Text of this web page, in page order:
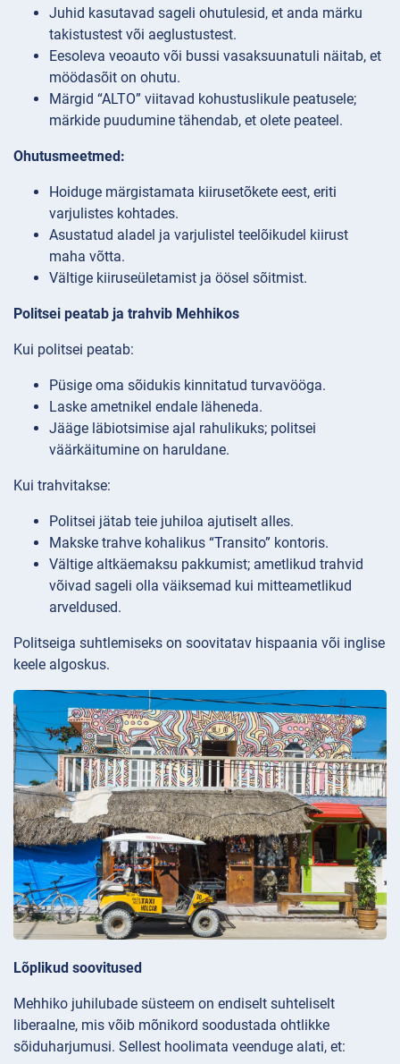
Juhid kasutavad sageli ohutulesid, et anda märku
takistustest või aeglustustest.
Eesoleva veoauto või bussi vasaksuunatuli näitab, et
möödasõit on ohutu.
Märgid “ALTO” viitavad kohustuslikule peatusele;
märkide puudumine tähendab, et olete peateel.
Ohutusmeetmed:
Hoiduge märgistamata kiirusetõkete eest, eriti
varjulistes kohtades.
Asustatud aladel ja varjulistel teelõikudel kiirust
maha võtta.
Vältige kiiruseületamist ja öösel sõitmist.
Politsei peatab ja trahvib Mehhikos
Kui politsei peatab:
Püsige oma sõidukis kinnitatud turvavööga.
Laske ametnikel endale läheneda.
Jääge läbiotsimise ajal rahulikuks; politsei
väärkäitumine on haruldane.
Kui trahvitakse:
Politsei jätab teie juhiloa ajutiselt alles.
Makske trahve kohalikus “Transito” kontoris.
Vältige altkäemaksu pakkumist; ametlikud trahvid
võivad sageli olla väiksemad kui mitteametlikud
arveldused.
Politseiga suhtlemiseks on soovitatav hispaania või inglise
keele algoskus.
Lõplikud soovitused
Mehhiko juhilubade süsteem on endiselt suhteliselt
liberaalne, mis võib mõnikord soodustada ohtlikke
sõiduharjumusi. Sellest hoolimata veenduge alati, et: